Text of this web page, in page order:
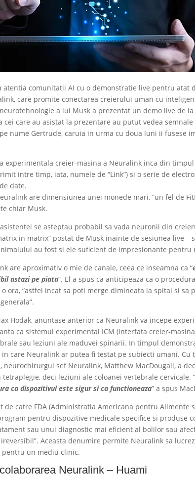
atentia comunitatii AI cu o demonstratie live pentru atat
care promite conectarea creierului uman cu
a lui Musk a prezentat un demo live de
cei care au asistat la prezentare au putut vedea
nume Gertrude, caruia in urma cu doua luni ii fusese
experimentala creier-masina a Neuralink inca din
intre timp, iata, numele de “Link”) si o serie de
date.
are dimensiunea unei monede mari, “un fel de
chiar Musk.
se asteptau probabil sa vada neuronii din
in matrix” postat de Musk inainte de sesiunea live –
au fost si ele suficient de impresionante pentru
are aproximativ o mie de canale, ceea ce inseamna ca “
astazi pe piata”. El a spus ca anticipeaza ca o
ora, “astfel incat sa poti merge dimineata la spital si sa
Hodak, anuntase anterior ca Neuralink va incepe
ca sistemul experimental ICM (interfata creier-
sau leziuni ale maduvei spinarii. In timpul
care Neuralink ar putea fi testat pe subiecti umani. Cu
sef Neuralink, Matthew MacDougall, a
deci leziuni ale coloanei vertebrale cervicale. “
ca dispozitivul este sigur si ca functioneaza” a spus
de catre FDA (Administratia Americana pentru Alimente
pentru dispozitive medicale specifice si produse
sau unui diagnostic mai eficient al bolilor sau
Aceasta denumire permite Neuralink sa
un mediu clinic.
Neuralink – Huami